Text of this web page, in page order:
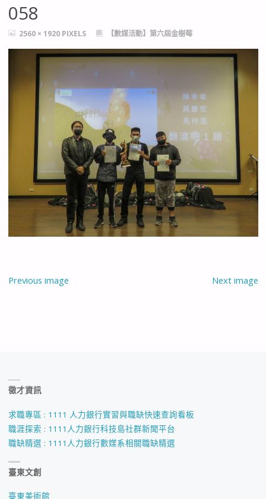
058
FULL2560 × 1920 PIXELS 【數媒活動】第六屆金樹莓
Previous image Next image
徵才資訊
求職專區 : 1111 人力銀行實習與職缺快速查詢看板
職涯探索 : 1111人力銀行科技島社群新聞平台
職缺精選 : 1111人力銀行數媒系相關職缺精選
臺東文創
臺東美術館